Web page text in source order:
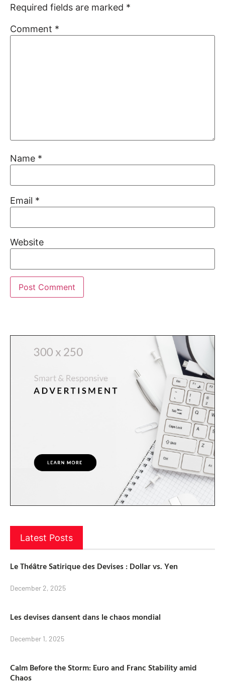
Required fields are marked *
Comment *
Name *
Email *
Website
Latest Posts
Le Théâtre Satirique des Devises : Dollar vs. Yen
December 2, 2025
Les devises dansent dans le chaos mondial
December 1, 2025
Calm Before the Storm: Euro and Franc Stability amid
Chaos